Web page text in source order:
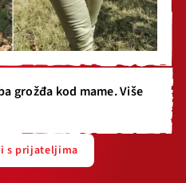
grožđa kod mame. Više
s prijateljima